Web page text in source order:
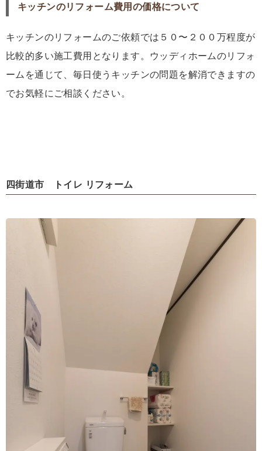
キッチンのリフォーム費用の価格について
キッチンのリフォームのご依頼では５０〜２００万程度が
比較的多い施工費用となります。ウッディホームのリフォ
ームを通じて、毎日使うキッチンの問題を解消できますの
でお気軽にご相談ください。
四街道市 トイレ リフォーム